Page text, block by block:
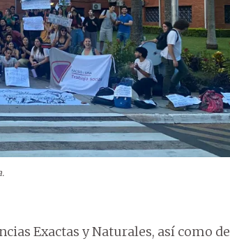
Exactas y Naturales, así como de